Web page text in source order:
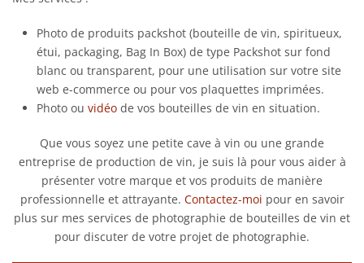
Photo de produits packshot (bouteille de vin, spiritueux,
étui, packaging, Bag In Box) de type Packshot sur fond
blanc ou transparent, pour une utilisation sur votre site
web e-commerce ou pour vos plaquettes imprimées.
Photo ou vidéo de vos bouteilles de vin en situation.
Que vous soyez une petite cave à vin ou une grande
entreprise de production de vin, je suis là pour vous aider à
présenter votre marque et vos produits de manière
professionnelle et attrayante. Contactez-moi pour en savoir
plus sur mes services de photographie de bouteilles de vin et
pour discuter de votre projet de photographie.